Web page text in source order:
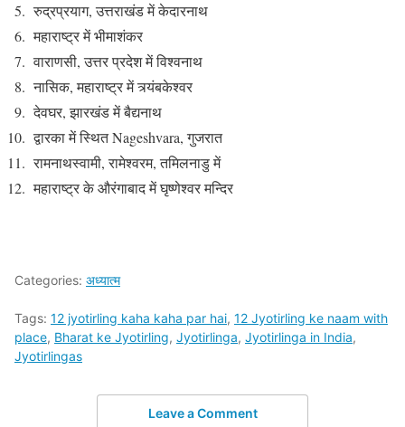
रुद्रप्रयाग, उत्तराखंड में केदारनाथ
महाराष्ट्र में भीमाशंकर
वाराणसी, उत्तर प्रदेश में विश्वनाथ
नासिक, महाराष्ट्र में त्र्यंबकेश्वर
देवघर, झारखंड में बैद्यनाथ
द्वारका में स्थित Nageshvara, गुजरात
रामनाथस्वामी, रामेश्वरम, तमिलनाडु में
महाराष्ट्र के औरंगाबाद में घृष्णेश्वर मन्दिर
Categories: अध्यात्म
Tags: 12 jyotirling kaha kaha par hai, 12 Jyotirling ke naam with
place, Bharat ke Jyotirling, Jyotirlinga, Jyotirlinga in India,
Jyotirlingas
Leave a Comment